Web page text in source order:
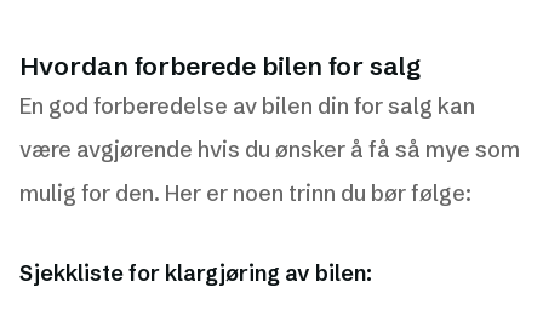
Hvordan forberede bilen for salg
En god forberedelse av bilen din for salg kan
være avgjørende hvis du ønsker å få så mye som
mulig for den. Her er noen trinn du bør følge:
Sjekkliste for klargjøring av bilen: